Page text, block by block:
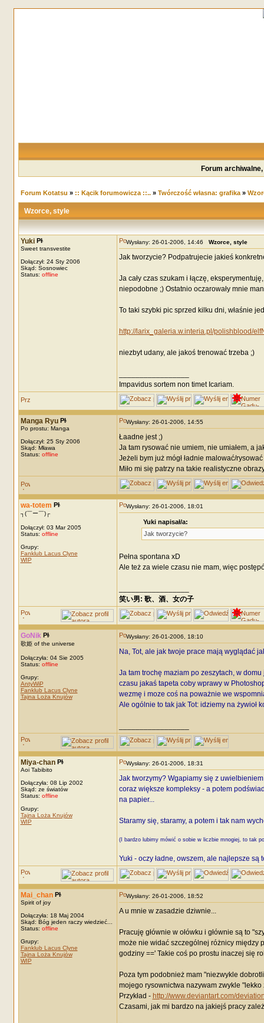
Forum
Forum Kotatsu » :: Kącik forumowicza ::..» Twórczość własna: grafika»
Wzorce, style
Yuki
Sweet transvestite
Dołączył: 24 Sty 2006
Skąd: Sosnowiec
Status: offline
Wysłany: 26-01-2006, 14:46 Wzorce, style
Jak tworzycie? Podpatrujecie jakieś
Ja cały czas szukam i łączę,
niepodobne ;) Ostatnio oczarowały mnie
To taki szybki pic sprzed kilku dni, właśnie
http://larix_galeria.w.interia.pl/polishblood/
niezbyt udany, ale jakoś trenować trzeba ;)
Impavidus sortem non timet Icariam.
Manga Ryu
Po prostu: Manga
Dołączył: 25 Sty 2006
Skąd: Mława
Status: offline
Wysłany: 26-01-2006, 14:55
Łaadne jest ;)
Ja tam rysować nie umiem, nie umiałem, a
Jeżeli bym już mógł ładnie malować/
Miło mi się patrzy na takie realistyczne
wa-totem
┐(￣ー￣)┌
Dołączył: 03 Mar 2005
Status: offline
Grupy:
Fanklub Lacus Clyne
WIP
Wysłany: 26-01-2006, 18:01
Yuki napisał/a:
Jak tworzycie?
Pełna spontana xD
Ale też za wiele czasu nie mam, więc
笑い男: 歌、酒、女の子 DRM:
GoNik
歌姫 of the universe
Dołączyła: 04 Sie 2005
Status: offline
Grupy:
AntyWiP
Fanklub Lacus Clyne
Tajna Loża Knujów
Wysłany: 26-01-2006, 18:10
Na, Tot, ale jak twoje prace mają wyglądać
Ja tam trochę maziam po zeszytach, w
czasu jakaś tapeta coby wprawy w
wezmę i moze coś na poważnie we
Ale ogólnie to tak jak Tot: idziemy na żywioł
Miya-chan
Aoi Tabibito
Dołączyła: 08 Lip 2002
Skąd: ze światów
Status: offline
Grupy:
Tajna Loża Knujów
WIP
Wysłany: 26-01-2006, 18:31
Jak tworzymy? Wgapiamy się z
coraz większe kompleksy - a potem
na papier...
Staramy się, staramy, a potem i tak nam
(I bardzo lubimy mówić o sobie w liczbie mnogiej, to tak
Yuki - oczy ładne, owszem, ale najlepsze są
Mai_chan
Spirit of joy
Dołączyła: 18 Maj 2004
Skąd: Bóg jeden raczy wiedzieć...
Status: offline
Grupy:
Fanklub Lacus Clyne
Tajna Loża Knujów
WIP
Wysłany: 26-01-2006, 18:52
A u mnie w zasadzie dziwnie...
Pracuję głównie w ołówku i głównie są to
może nie widać szczególnej różnicy między
godziny ==' Takie coś po prostu inaczej się
Poza tym podobnież mam "niezwykle
mojego rysownictwa nazywam zwykle
Przykład - http://www.deviantart.com/
Czasami, jak mi bardzo na jakiejś pracy